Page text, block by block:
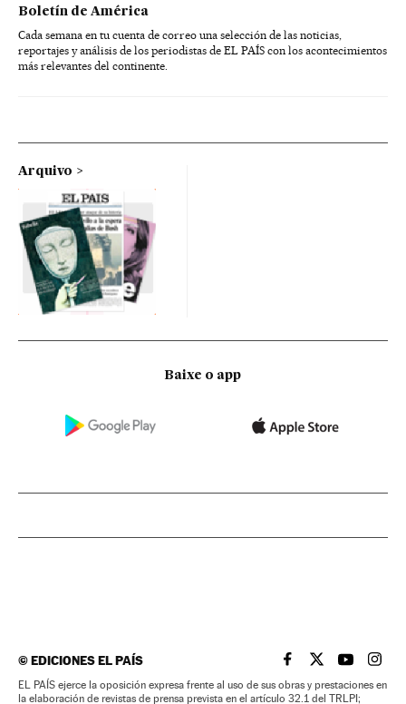
Boletín de América
Cada semana en tu cuenta de correo una selección de las noticias,
reportajes y análisis de los periodistas de EL PAÍS con los acontecimientos
más relevantes del continente.
Arquivo
Baixe o app
©EDICIONES EL PAÍS EL PAÍS BRASIL EN
EL PAÍSEL PAÍS
EL
EL PAÍS ejerce la oposición expresa frente al uso de sus obras y prestaciones en
la elaboración de revistas de prensa prevista en el artículo 32.1 del TRLPI;